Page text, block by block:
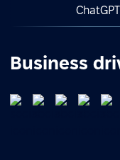
ChatGPT
Business